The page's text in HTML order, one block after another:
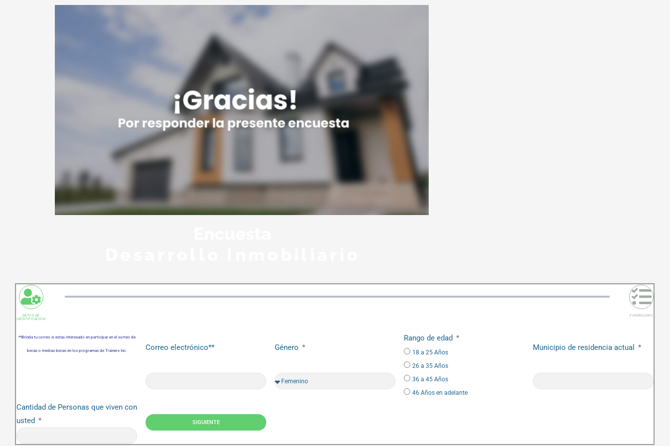
DATOS DE
IDENTIFICACIÓN
FORMULARIO
**Brinda tu correo si estas interesado en participar en el sorteo de
becas o medias becas en los programas de Trainers Inc. Correo electrónico** Género
Rango de edad
18 a 25 Años
26 a 35 Años
36 a 45 Años
46 Años en adelante
Municipio de residencia actual
Cantidad de Personas que viven con
usted
SIGUIENTE